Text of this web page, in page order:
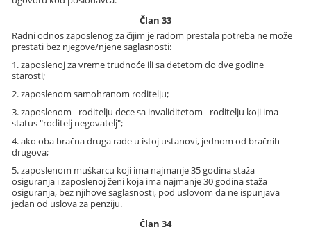
Član 33
Radni odnos zaposlenog za čijim je radom prestala potreba ne može
prestati bez njegove/njene saglasnosti:
1. zaposlenoj za vreme trudnoće ili sa detetom do dve godine
starosti;
2. zaposlenom samohranom roditelju;
3. zaposlenom - roditelju dece sa invaliditetom - roditelju koji ima
status "roditelj negovatelj";
4. ako oba bračna druga rade u istoj ustanovi, jednom od bračnih
drugova;
5. zaposlenom muškarcu koji ima najmanje 35 godina staža
osiguranja i zaposlenoj ženi koja ima najmanje 30 godina staža
osiguranja, bez njihove saglasnosti, pod uslovom da ne ispunjava
jedan od uslova za penziju.
Član 34